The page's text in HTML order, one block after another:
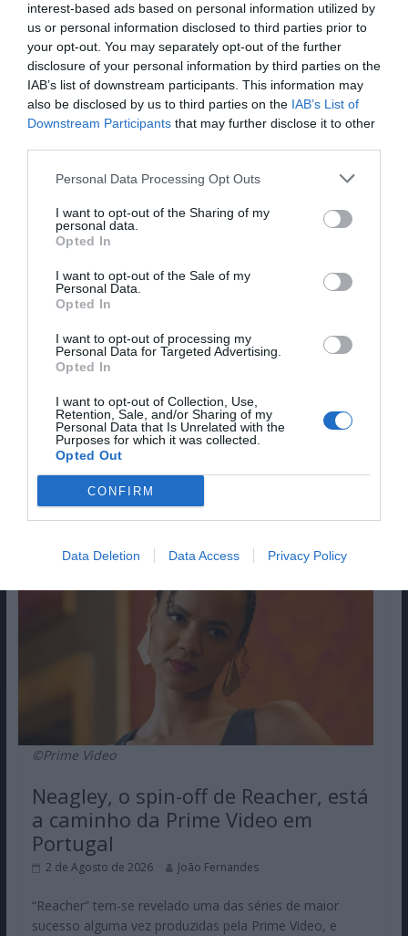
interest-based ads based on personal information utilized by
us or personal information disclosed to third parties prior to
your opt-out. You may separately opt-out of the further
disclosure of your personal information by third parties on the
IAB’s list of downstream participants. This information may
also be disclosed by us to third parties on the IAB’s List of
Downstream Participants that may further disclose it to other
Personal Data Processing Opt Outs
I want to opt-out of the Sharing of my
personal data.
Opted In
I want to opt-out of the Sale of my
Personal Data.
Opted In
I want to opt-out of processing my
Personal Data for Targeted Advertising.
Opted In
I want to opt-out of Collection, Use,
Retention, Sale, and/or Sharing of my
Personal Data that Is Unrelated with the
Purposes for which it was collected.
Opted Out
CONFIRM
Data Deletion Data Access Privacy Policy
De Anatomia de Grey, a Star Wars,
as 5 melhores séries para ver no
Disney+ Portugal em Agosto
2 de Agosto de 2026 Ana Inês Carvalho
O Disney+ em Portugal promete um mês de Agosto
repleto de novidades no catálogo de séries. Não percas
estes destaques.
Ler mais...
©Prime Video
Neagley, o spin-off de Reacher, está
a caminho da Prime Video em
Portugal
2 de Agosto de 2026 João Fernandes
“Reacher” tem-se revelado uma das séries de maior
sucesso alguma vez produzidas pela Prime Video, e